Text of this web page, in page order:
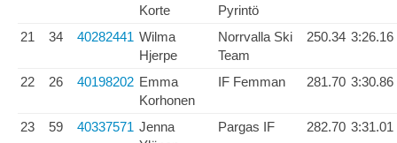
Korte
Pyrintö
21 34 40282441 Wilma
Hjerpe
Norrvalla Ski
Team
250.34 3:26.16
22 26 40198202 Emma
Korhonen
IF Femman 281.70 3:30.86
23 59 40337571 Jenna
Pargas IF 282.70 3:31.01